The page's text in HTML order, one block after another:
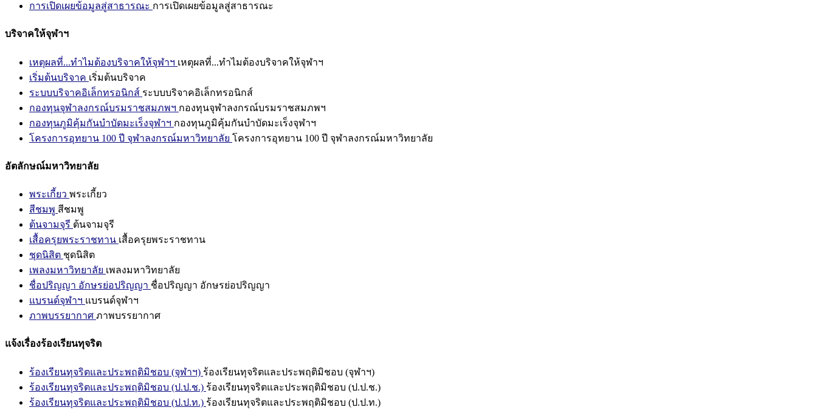
การเปิดเผยข้อมูลสู่สาธารณะ การเปิดเผยข้อมูลสู่สาธารณะ
บริจาคให้จุฬาฯ
เหตุผลที่...ทำไมต้องบริจาคให้จุฬาฯ เหตุผลที่...ทำไมต้องบริจาคให้จุฬาฯ
เริ่มต้นบริจาค เริ่มต้นบริจาค
ระบบบริจาคอิเล็กทรอนิกส์ ระบบบริจาคอิเล็กทรอนิกส์
กองทุนจุฬาลงกรณ์บรมราชสมภพฯ กองทุนจุฬาลงกรณ์บรมราชสมภพฯ
กองทุนภูมิคุ้มกันบำบัดมะเร็งจุฬาฯ กองทุนภูมิคุ้มกันบำบัดมะเร็งจุฬาฯ
โครงการอุทยาน 100 ปี จุฬาลงกรณ์มหาวิทยาลัย โครงการอุทยาน 100 ปี จุฬาลงกรณ์มหาวิทยาลัย
อัตลักษณ์มหาวิทยาลัย
พระเกี้ยว พระเกี้ยว
สีชมพู สีชมพู
ต้นจามจุรี ต้นจามจุรี
เสื้อครุยพระราชทาน เสื้อครุยพระราชทาน
ชุดนิสิต ชุดนิสิต
เพลงมหาวิทยาลัย เพลงมหาวิทยาลัย
ชื่อปริญญา อักษรย่อปริญญา ชื่อปริญญา อักษรย่อปริญญา
แบรนด์จุฬาฯ แบรนด์จุฬาฯ
ภาพบรรยากาศ ภาพบรรยากาศ
แจ้งเรื่องร้องเรียนทุจริต
ร้องเรียนทุจริตและประพฤติมิชอบ (จุฬาฯ) ร้องเรียนทุจริตและประพฤติมิชอบ (จุฬาฯ)
ร้องเรียนทุจริตและประพฤติมิชอบ (ป.ป.ช.) ร้องเรียนทุจริตและประพฤติมิชอบ (ป.ป.ช.)
ร้องเรียนทุจริตและประพฤติมิชอบ (ป.ป.ท.) ร้องเรียนทุจริตและประพฤติมิชอบ (ป.ป.ท.)